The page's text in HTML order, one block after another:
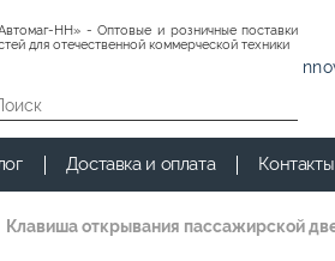
Клавиша открывания пассажирской
НН» - Оптовые и розничные поставки
для отечественной коммерческой техники
Доставка и оплата Контакты